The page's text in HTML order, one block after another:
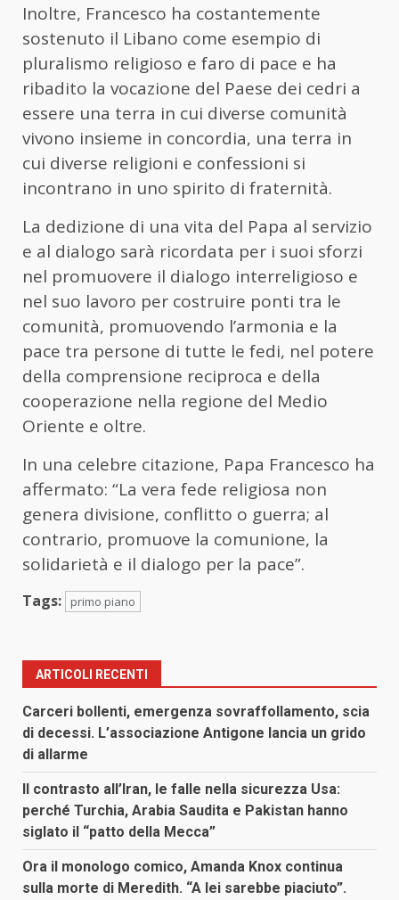
Inoltre, Francesco ha costantemente
sostenuto il Libano come esempio di
pluralismo religioso e faro di pace e ha
ribadito la vocazione del Paese dei cedri a
essere una terra in cui diverse comunità
vivono insieme in concordia, una terra in
cui diverse religioni e confessioni si
incontrano in uno spirito di fraternità.
La dedizione di una vita del Papa al servizio
e al dialogo sarà ricordata per i suoi sforzi
nel promuovere il dialogo interreligioso e
nel suo lavoro per costruire ponti tra le
comunità, promuovendo l’armonia e la
pace tra persone di tutte le fedi, nel potere
della comprensione reciproca e della
cooperazione nella regione del Medio
Oriente e oltre.
In una celebre citazione, Papa Francesco ha
affermato: “La vera fede religiosa non
genera divisione, conflitto o guerra; al
contrario, promuove la comunione, la
solidarietà e il dialogo per la pace”.
Tags: primo piano
ARTICOLI RECENTI
Carceri bollenti, emergenza sovraffollamento, scia
di decessi. L’associazione Antigone lancia un grido
di allarme
Il contrasto all’Iran, le falle nella sicurezza Usa:
perché Turchia, Arabia Saudita e Pakistan hanno
siglato il “patto della Mecca”
Ora il monologo comico, Amanda Knox continua
sulla morte di Meredith. “A lei sarebbe piaciuto”.